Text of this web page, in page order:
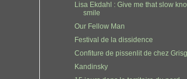
Lisa Ekdahl : Give me that slow
smile
Our Fellow Man
Festival de la dissidence
Confiture de pissenlit de chez
Kandinsky